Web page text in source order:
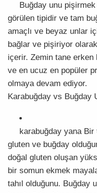
Buğday unu
görülen tipidir ve tam
amaçlı ve beyaz unlar
bağlar ve pişiriyor
içerir. Zemin tane erken
ve en ucuz en popüler
olmaya devam ediyor.
Karabuğday vs Buğday
karabuğday yana
gluten ve buğday
doğal gluten oluşan
bir somun ekmek
tahıl olduğunu. Buğday